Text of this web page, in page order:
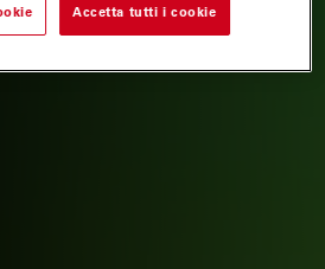
Accetta tutti i cookie